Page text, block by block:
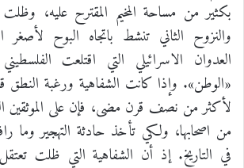
بكثير من مساحة المخيم المقترح عليه، وظلت
والنزوح الثاني تنشط باتجاه البوح
العدوان الاسرائيلي التي اقتلعت
«الوطن». وإذا كانت الشفاهية ورغبة النطق
لأكثر من نصف قرن مضى، فإن على الموثقين
من اصحابها، ولكي تأخذ حادثة التهجير وما
في التاريخ. إذ أن الشفاهية التي ظلت